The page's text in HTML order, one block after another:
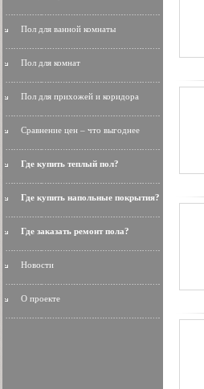
Пол для ванной комнаты
Пол для комнат
Пол для прихожей и коридора
Сравнение цен – что выгоднее
Где купить теплый пол?
Где купить напольные покрытия?
Где заказать ремонт пола?
Новости
О проекте